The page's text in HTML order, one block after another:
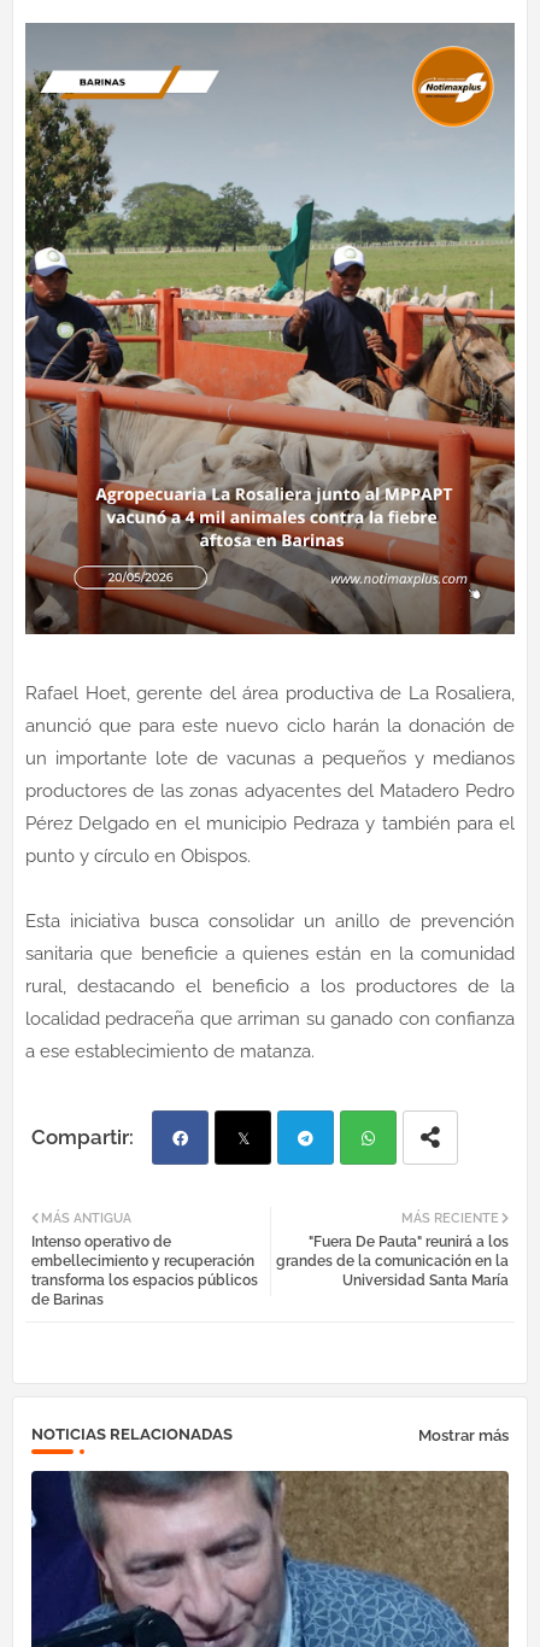
Rafael Hoet, gerente del área productiva de La Rosaliera,
anunció que para este nuevo ciclo harán la donación de
un importante lote de vacunas a pequeños y medianos
productores de las zonas adyacentes del Matadero Pedro
Pérez Delgado en el municipio Pedraza y también para el
punto y círculo en Obispos.
Esta iniciativa busca consolidar un anillo de prevención
sanitaria que beneficie a quienes están en la comunidad
rural, destacando el beneficio a los productores de la
localidad pedraceña que arriman su ganado con confianza
a ese establecimiento de matanza.
ebo egr atsa
MÁS RECIENTE
"Fuera De Pauta" reunirá a los
grandes de la comunicación en la
Universidad Santa María
MÁS ANTIGUA
Intenso operativo de
embellecimiento y recuperación
transforma los espacios públicos
de Barinas
NOTICIAS RELACIONADAS Mostrar más